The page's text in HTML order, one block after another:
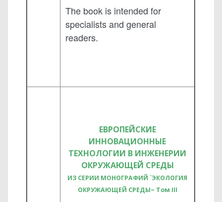
The book is intended for
specialists and general
readers.
ЕВРОПЕЙСКИЕ
ИННОВАЦИОННЫЕ
ТЕХНОЛОГИИ В ИНЖЕНЕРИИ
ОКРУЖАЮЩЕЙ СРЕДЫ
ИЗ СЕРИИ МОНОГРАФИЙ `ЭКОЛОГИЯ
ОКРУЖАЮЩЕЙ СРЕДЫ~ Том III